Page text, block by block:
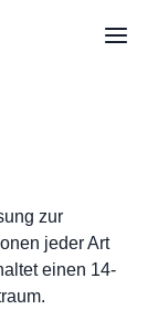
zur
jeder Art
einen 14-